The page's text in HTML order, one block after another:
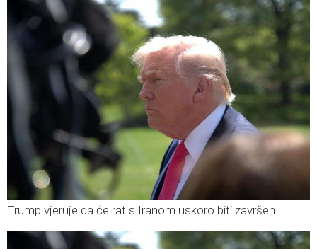
Trump vjeruje da će rat s Iranom uskoro biti završen